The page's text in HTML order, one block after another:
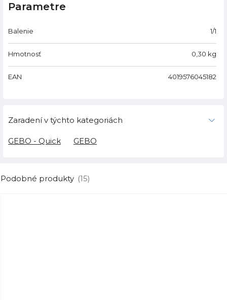
Parametre
Balenie 1/1
Hmotnosť 0,30 kg
EAN 4019576045182
Zaradení v týchto kategoriách
GEBO - Quick GEBO
Podobné produkty (15)